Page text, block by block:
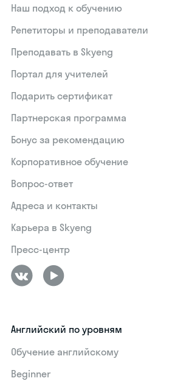
Наш подход к обучению
Репетиторы и преподаватели
Преподавать в Skyeng
Портал для учителей
Подарить сертификат
Партнерская программа
Бонус за рекомендацию
Корпоративное обучение
Вопрос-ответ
Адреса и контакты
Карьера в Skyeng
Пресс-центр
Английский по уровням
Обучение английскому
Beginner